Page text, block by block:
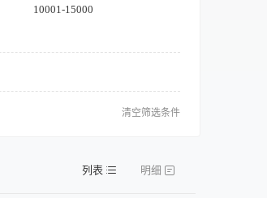
10001-15000
清空筛选条件
列表 明细